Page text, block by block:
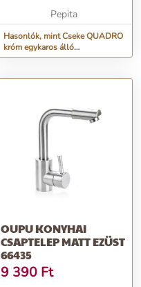
Pepita
Hasonlók, mint Cseke QUADRO
króm egykaros álló
kerámiabetétes mosogató
OUPU KONYHAI
CSAPTELEP MATT EZÜST
66435
9 390 Ft